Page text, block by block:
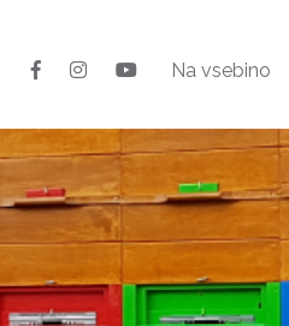
Na vsebino